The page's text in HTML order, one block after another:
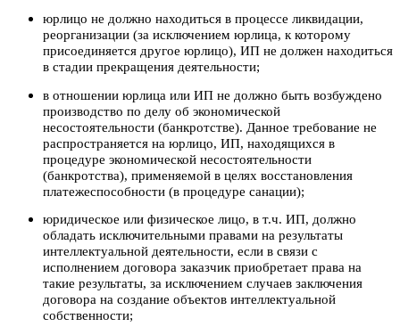
юрлицо не должно находиться в процессе ликвидации,
реорганизации (за исключением юрлица, к которому
присоединяется другое юрлицо), ИП не должен находиться
в стадии прекращения деятельности;
в отношении юрлица или ИП не должно быть возбуждено
производство по делу об экономической
несостоятельности (банкротстве). Данное требование не
распространяется на юрлицо, ИП, находящихся в
процедуре экономической несостоятельности
(банкротства), применяемой в целях восстановления
платежеспособности (в процедуре санации);
юридическое или физическое лицо, в т.ч. ИП, должно
обладать исключительными правами на результаты
интеллектуальной деятельности, если в связи с
исполнением договора заказчик приобретает права на
такие результаты, за исключением случаев заключения
договора на создание объектов интеллектуальной
собственности;